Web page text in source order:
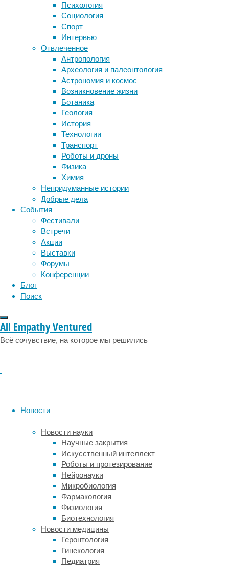
Психология
Социология
Спорт
Интервью
Отвлеченное
Антропология
Археология и палеонтология
Астрономия и космос
Возникновение жизни
Ботаника
Геология
История
Технологии
Транспорт
Роботы и дроны
Физика
Химия
Непридуманные истории
Добрые дела
События
Фестивали
Встречи
Акции
Выставки
Форумы
Конференции
Блог
Поиск
All Empathy Ventured
Всё сочувствие, на которое мы решились
Новости
Новости науки
Научные закрытия
Искусственный интеллект
Роботы и протезирование
Нейронауки
Микробиология
Фармакология
Физиология
Биотехнология
Новости медицины
Геронтология
Гинекология
Педиатрия
Череп гигантского образца
на виде справа сбоку (B). Сохранившиеся
не имеет видимых швов. Масштабная
Ранее
его
называли
«образцом
№82»
или
относили
новому
виду,
потому
что
среди
известных
экземпляров
он
был
и
остается
необычайно
крупным.
В
вид
летающего
чем
мог
питаться
помимо
рыбы.
слову,
диетой
он
походит
на
современных
чаек.
Метки
ДНК бактерии
биотехнология
генетика
здоровье знания иммунитет
инструменты и методы
исследования
лекарства медицина
мозг наука неврология
нейробиология
нейрофизиология
онкология
поведение психиатрия
сон социальные проблемы
физиология
эмоции эпидемия